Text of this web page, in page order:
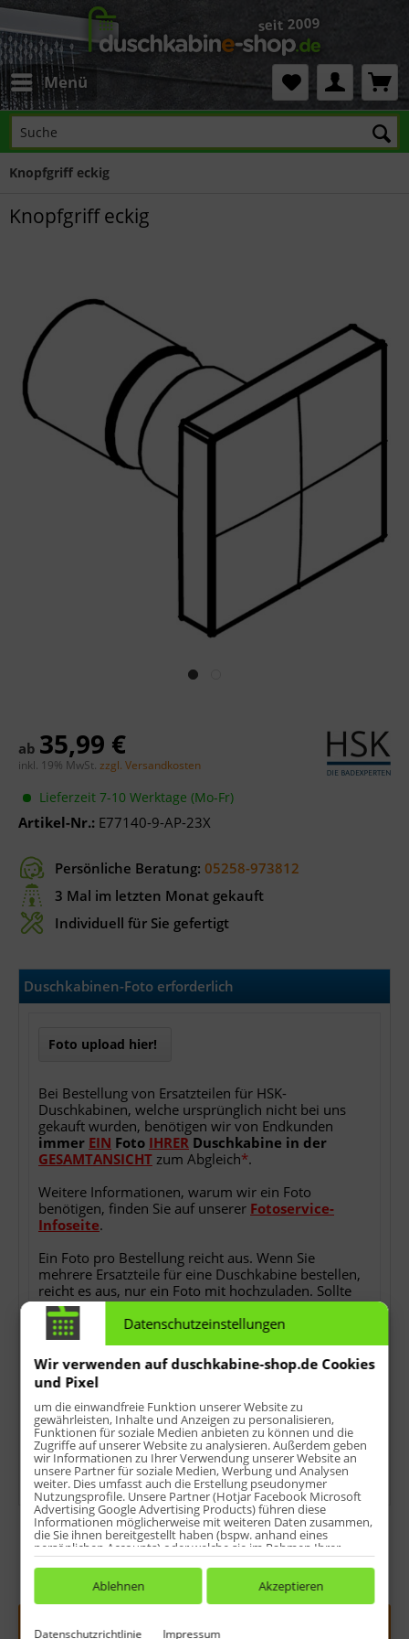
Menü
Knopfgriff eckig
Knopfgriff eckig
ab 35,99 €
inkl. 19% MwSt. zzgl. Versandkosten
Lieferzeit 7-10 Werktage (Mo-Fr)
Artikel-Nr.: E77140-9-AP-23X
Persönliche Beratung: 05258-973812
3 Mal im letzten Monat gekauft
Individuell für Sie gefertigt
Duschkabinen-Foto erforderlich
Foto upload hier!
Bei Bestellung von Ersatzteilen für HSK-
Duschkabinen, welche ursprünglich nicht bei uns
gekauft wurden, benötigen wir von Endkunden
immer EIN Foto IHRER Duschkabine in der
GESAMTANSICHT zum Abgleich*.
Weitere Informationen, warum wir ein Foto
benötigen, finden Sie auf unserer Fotoservice-
Infoseite.
Ein Foto pro Bestellung reicht aus. Wenn Sie
mehrere Ersatzteile für eine Duschkabine bestellen,
reicht es aus, nur ein Foto mit hochzuladen. Sollte
der Upload bei Ihnen (z.B. wegen veraltetem
Browser o.ä.) hier nicht funktionieren, können Sie
uns das Foto auch per E-Mail als Antwort auf die
Bestellbestätigung nach der Bestellung zusenden.
Ohne das Foto können wir Ihren Auftrag nicht
bearbeiten!
*keine Detailfotos, keine Rechnungs- oder
Lieferscheinkopien, keine Ersatzteilübersichten oder
sonstwas.
In denWarenkorb
Datenschutzeinstellungen
Wir verwenden auf duschkabine-shop.de Cookies
und Pixel
um die einwandfreie Funktion unserer Website zu
gewährleisten, Inhalte und Anzeigen zu personalisieren,
Funktionen für soziale Medien anbieten zu können und die
Zugriffe auf unserer Website zu analysieren. Außerdem geben
wir Informationen zu Ihrer Verwendung unserer Website an
unsere Partner für soziale Medien, Werbung und Analysen
weiter. Dies umfasst auch die Erstellung pseudonymer
Nutzungsprofile. Unsere Partner (Hotjar Facebook Microsoft
Advertising Google Advertising Products) führen diese
Informationen möglicherweise mit weiteren Daten zusammen,
die Sie ihnen bereitgestellt haben (bspw. anhand eines
persönlichen Accounts) oder welche sie im Rahmen Ihrer
Nutzung der Dienste gesammelt haben (bspw. Nutzungsdaten
anderer Geräte). Ihre Einwilligung zur Nutzung von Cookies
und Pixeln können Sie jederzeit widerrufen, indem Sie auf den
Datenschutz-Button links unten klicken und dort die
Datenschutzrichtlinie Impressum
Ablehnen Akzeptieren